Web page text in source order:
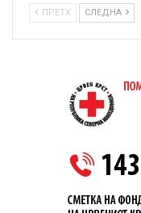
ПРЕТХ СЛЕДНА